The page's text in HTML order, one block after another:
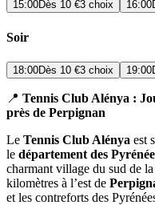
15:00Dès 10 €3 choix 16:00
Soir
18:00Dès 10 €3 choix 19:00
📍 Tennis Club Alénya :
près de Perpignan
Le Tennis Club Alénya est
le département des
charmant village du sud de
kilomètres à l’est de
et les contreforts des